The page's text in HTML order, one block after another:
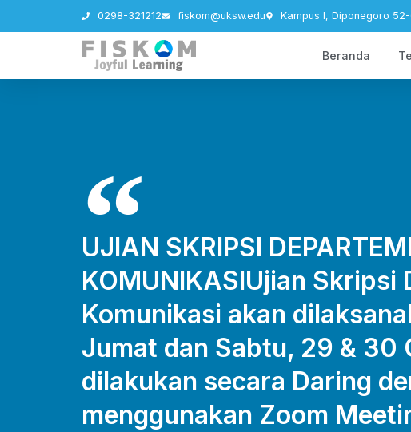
0298-321212 fiskom@uksw.edu Kampus I, Diponegoro
Beranda
UJIAN SKRIPSI
KOMUNIKASIUjian Skripsi
Komunikasi akan
Jumat dan Sabtu, 29 & 30
dilakukan secara Daring
menggunakan Zoom